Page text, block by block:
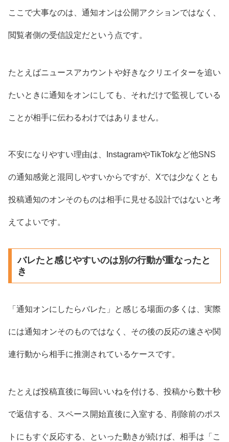
ここで大事なのは、通知オンは公開アクションではなく、
閲覧者側の受信設定だという点です。
たとえばニュースアカウントや好きなクリエイターを追い
たいときに通知をオンにしても、それだけで監視している
ことが相手に伝わるわけではありません。
不安になりやすい理由は、InstagramやTikTokなど他SNS
の通知感覚と混同しやすいからですが、Xでは少なくとも
投稿通知のオンそのものは相手に見せる設計ではないと考
えてよいです。
バレたと感じやすいのは別の行動が重なったと
き
「通知オンにしたらバレた」と感じる場面の多くは、実際
には通知オンそのものではなく、その後の反応の速さや関
連行動から相手に推測されているケースです。
たとえば投稿直後に毎回いいねを付ける、投稿から数十秒
で返信する、スペース開始直後に入室する、削除前のポス
トにもすぐ反応する、といった動きが続けば、相手は「こ